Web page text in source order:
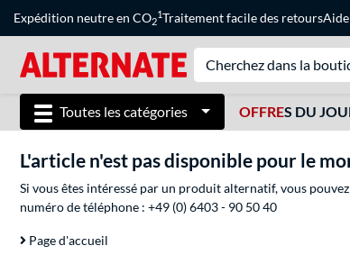
Expédition neutre en CO2
1Traitement facile des retoursAide
Toutes les catégories OFFRES DU
L'article n'est pas disponible pour le
Si vous êtes intéressé par un produit alternatif, vous
numéro de téléphone : +49 (0) 6403 - 90 50 40
Page d'accueil